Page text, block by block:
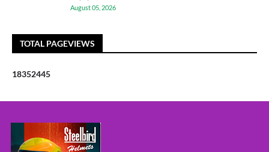
August 05, 2026
TOTAL PAGEVIEWS
18352445